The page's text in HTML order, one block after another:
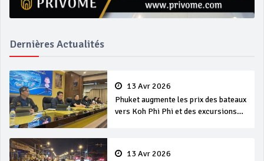
Dernières Actualités
13 Avr 2026
Phuket augmente les prix des bateaux
vers Koh Phi Phi et des excursions
13 Avr 2026